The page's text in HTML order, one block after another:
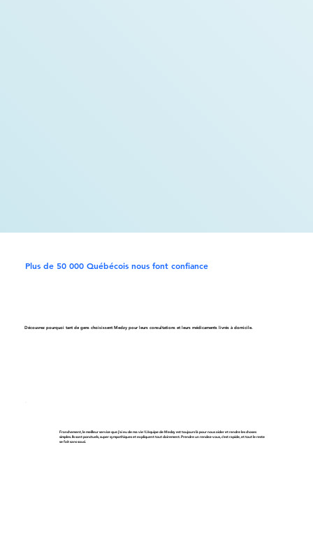
Plus de 50 000 Québécois nous font confiance
Découvrez pourquoi tant de gens choisissent Medzy pour leurs consultations et leurs médicaments livrés à domicile.
Franchement, le meilleur service que j’ai eu de ma vie ! L’équipe de Medzy est toujours là pour nous aider et rendre les choses
simples. Ils sont ponctuels, super sympathiques et expliquent tout clairement. Prendre un rendez-vous, c’est rapide, et tout le reste
se fait sans souci.